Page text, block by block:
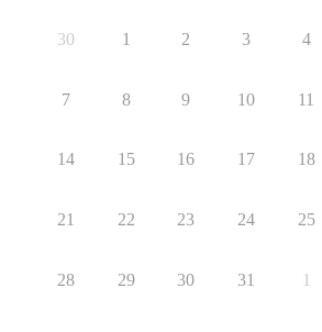
30 1 2 3 4
7 8 9 10 11
14 15 16 17 18
21 22 23 24 25
28 29 30 31 1